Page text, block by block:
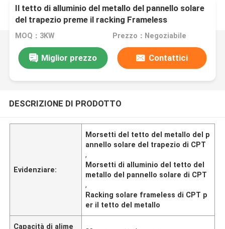
Il tetto di alluminio del metallo del pannello solare
del trapezio preme il racking Frameless
MOQ：3KW Prezzo：Negoziabile
Miglior prezzo Contattici
DESCRIZIONE DI PRODOTTO
Evidenziare:
Morsetti del tetto del metallo del p
annello solare del trapezio di CPT
,
Morsetti di alluminio del tetto del
metallo del pannello solare di CPT
,
Racking solare frameless di CPT p
er il tetto del metallo
Capacità di alime